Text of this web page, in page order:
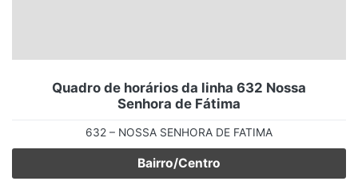
Quadro de horários da linha 632 Nossa
Senhora de Fátima
632 – NOSSA SENHORA DE FATIMA
Bairro/Centro